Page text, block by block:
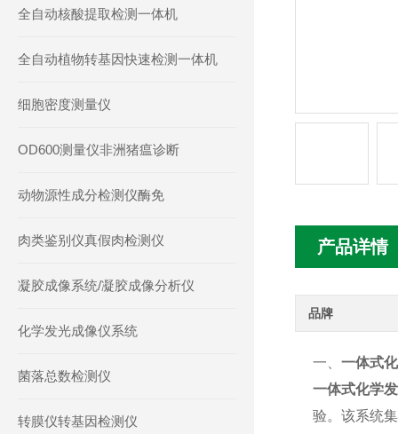
产品详情
品牌
一、 一体式
一体式化学
验。该系统
全自动核酸提取检测一体机
全自动植物转基因快速检测一体机
细胞密度测量仪
OD600测量仪非洲猪瘟诊断
动物源性成分检测仪酶免
肉类鉴别仪真假肉检测仪
凝胶成像系统/凝胶成像分析仪
化学发光成像仪系统
菌落总数检测仪
转膜仪转基因检测仪